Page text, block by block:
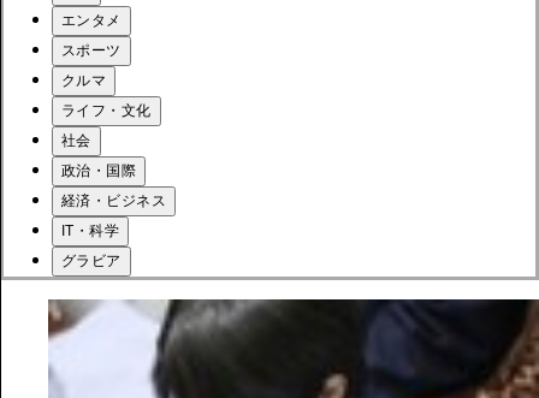
エンタメ
スポーツ
クルマ
ライフ・文化
社会
政治・国際
経済・ビジネス
IT・科学
グラビア